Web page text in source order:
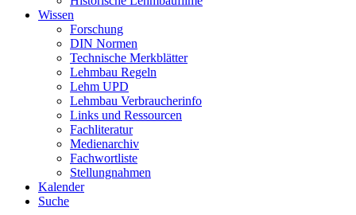
Wissen
Forschung
DIN Normen
Technische Merkblätter
Lehmbau Regeln
Lehm UPD
Lehmbau Verbraucherinfo
Links und Ressourcen
Fachliteratur
Medienarchiv
Fachwortliste
Stellungnahmen
Kalender
Suche